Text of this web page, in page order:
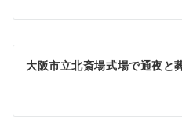
ナ
ビ
ゲ
シ
大阪市立北斎場式場で通夜と